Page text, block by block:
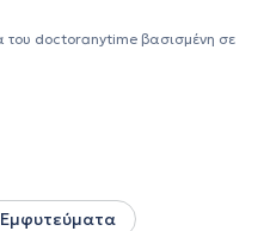
οδοντιατρική. Στο
ένα πλήρες φάσμα
συνεργάτες, ο Παπαδόπουλος
ποιότητας, τόσο στον
όσο και στον τομέα της
του doctoranytime βασισμένη σε
Εμφυτεύματα